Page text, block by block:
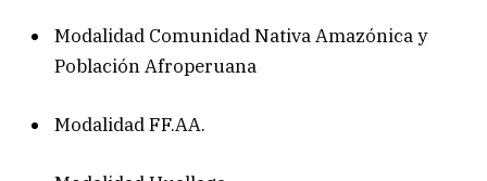
Modalidad Comunidad Nativa Amazónica y
Población Afroperuana
Modalidad FF.AA.